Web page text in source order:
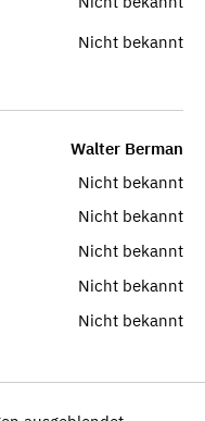
Nicht bekannt
Walter Berman
Nicht bekannt
Nicht bekannt
Nicht bekannt
Nicht bekannt
Nicht bekannt